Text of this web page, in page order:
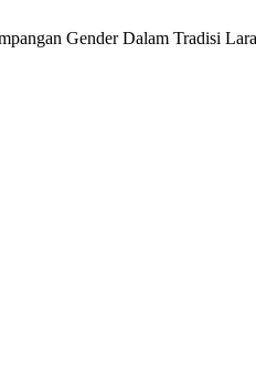
Gender Dalam Tradisi